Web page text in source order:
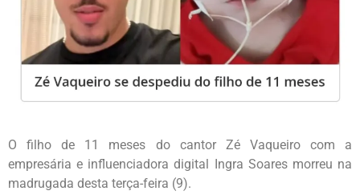
O filho de 11 meses do cantor Zé Vaqueiro com a
empresária e influenciadora digital Ingra Soares morreu na
madrugada desta terça-feira (9).